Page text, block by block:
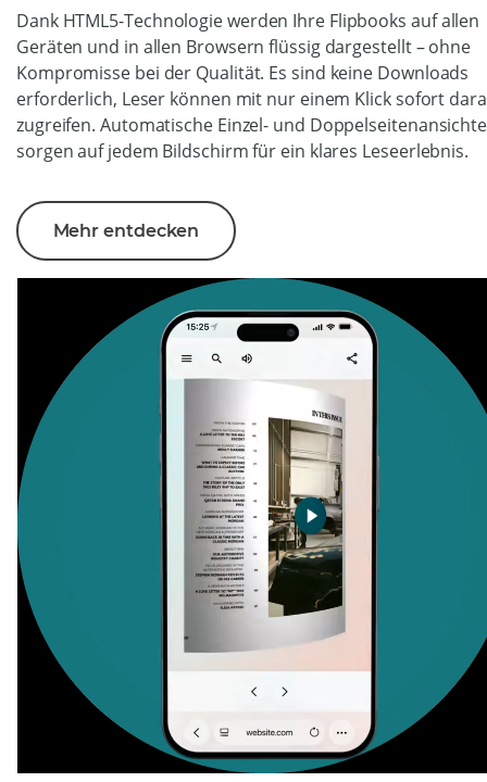
Dank HTML5-Technologie werden Ihre Flipbooks auf allen
Geräten und in allen Browsern flüssig dargestellt – ohne
Kompromisse bei der Qualität. Es sind keine Downloads
erforderlich, Leser können mit nur einem Klick sofort
zugreifen. Automatische Einzel- und
sorgen auf jedem Bildschirm für ein klares Leseerlebnis.
Mehr entdecken